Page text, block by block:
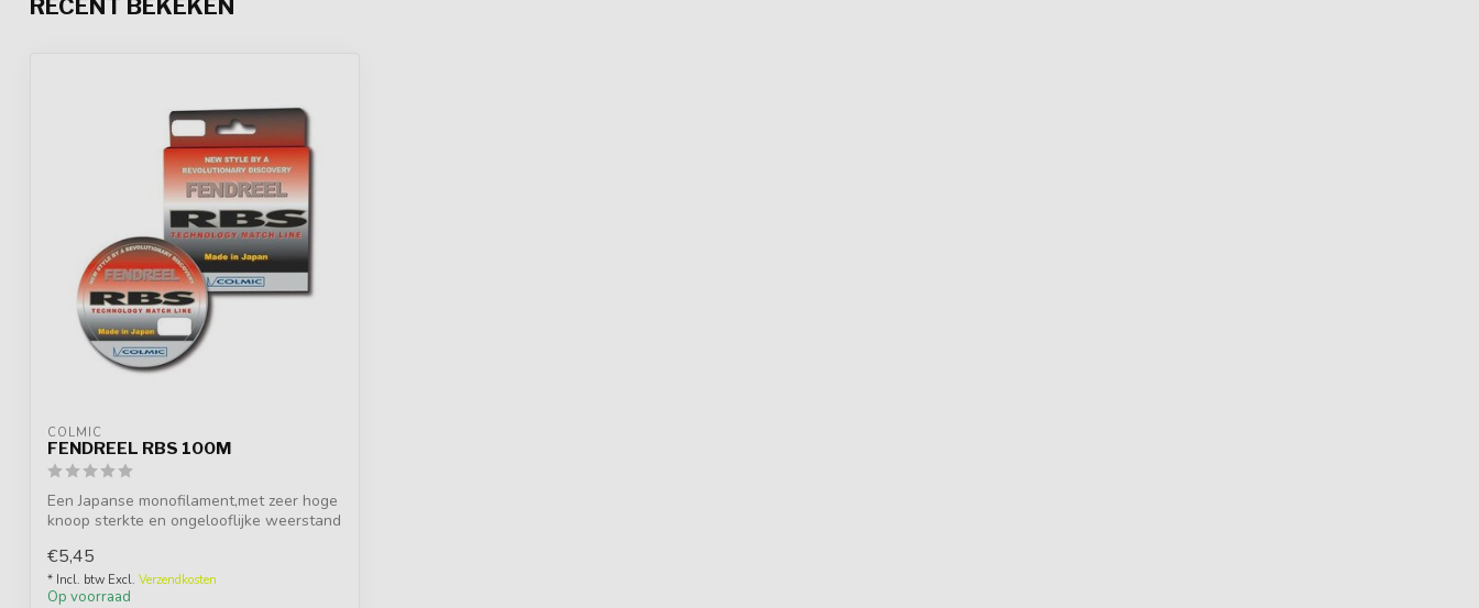
RECENT BEKEKEN
COLMIC
FENDREEL RBS 100M
Een Japanse monofilament,met zeer hoge
knoop sterkte en ongelooflijke weerstand
€5,45
* Incl. btw Excl. Verzendkosten
Op voorraad